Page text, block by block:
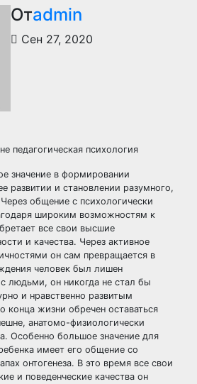
Отadmin
Сен 27, 2020
педагогическая психология
значение в формировании
развитии и становлении разумного,
общение с психологически
широким возможностям к
все свои высшие
и качества. Через активное
он сам превращается в
человек был лишен
людьми, он никогда не стал бы
и нравственно развитым
жизни обречен оставаться
анатомо-физиологически
Особенно большое значение для
имеет его общение со
онтогенеза. В это время все свои
и поведенческие качества он